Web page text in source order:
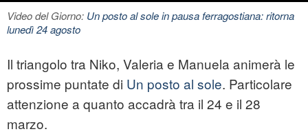
Video del Giorno: Un posto al sole in pausa ferragostiana: ritorna
lunedì 24 agosto
Il triangolo tra Niko, Valeria e Manuela animerà le
prossime puntate di Un posto al sole. Particolare
attenzione a quanto accadrà tra il 24 e il 28
marzo.